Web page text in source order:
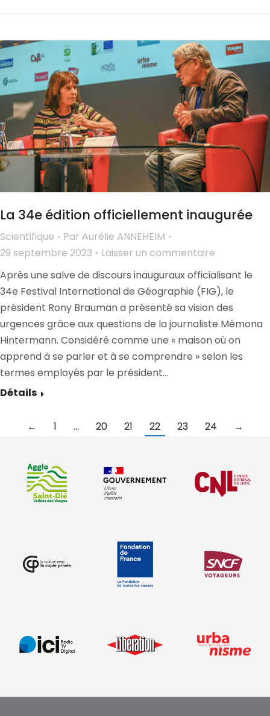
La 34e édition officiellement inaugurée
Scientifique Par Aurélie ANNEHEIM
29 septembre 2023
Laisser un commentaire
Après une salve de discours inauguraux officialisant le
34e Festival International de Géographie (FIG), le
président Rony Brauman a présenté sa vision des
urgences grâce aux questions de la journaliste Mémona
Hintermann. Considéré comme une « maison où on
apprend à se parler et à se comprendre » selon les
termes employés par le président…
Détails
← 1 … 20 21 22 23 24 →